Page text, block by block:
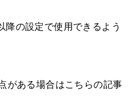
降の設定で使用できるよう
がある場合はこちらの記事